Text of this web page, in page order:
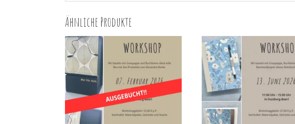
Ähnliche Produkte